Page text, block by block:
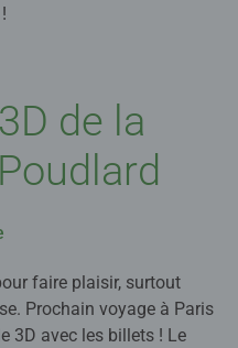
de la
faire plaisir, surtout
Prochain voyage à Paris
3D avec les billets ! Le